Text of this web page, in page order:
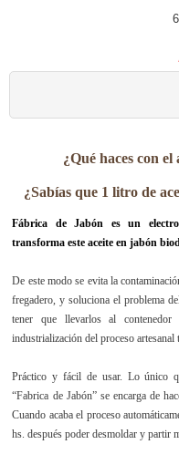
¿Qué haces con el
¿Sabías que 1 litro de
Fábrica de Jabón es un
transforma este aceite en jabón
De este modo se evita la
fregadero, y soluciona el problema
tener que llevarlos al
industrialización del proceso
Práctico y fácil de usar. Lo único
“Fabrica de Jabón” se encarga de
Cuando acaba el proceso
hs. después poder desmoldar y partir